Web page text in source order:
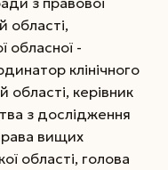
області,
обласної
клінічного
області, керівник
з дослідження
вищих
області, голова